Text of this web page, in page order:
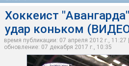
Хоккеист
удар коньком
время публикации: 07 апреля 2012 г.,
обновление: 07 декабря 2017 г., 10:35